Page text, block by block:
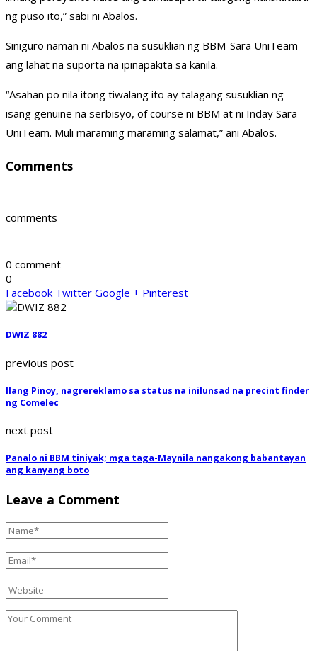
ng puso ito,” sabi ni Abalos.
Siniguro naman ni Abalos na susuklian ng BBM-Sara UniTeam
ang lahat na suporta na ipinapakita sa kanila.
“Asahan po nila itong tiwalang ito ay talagang susuklian ng
isang genuine na serbisyo, of course ni BBM at ni Inday Sara
UniTeam. Muli maraming maraming salamat,” ani Abalos.
Comments
comments
0 comment
0
Facebook Twitter Google + Pinterest
DWIZ 882
previous post
Ilang Pinoy, nagrereklamo sa status na inilunsad na precint finder
ng Comelec
next post
Panalo ni BBM tiniyak; mga taga-Maynila nangakong babantayan
ang kanyang boto
Leave a Comment